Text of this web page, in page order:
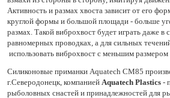
Активность и размах хвоста зависит от его
круглой формы и большой площади - больше
размах. Такой виброхвост будет играть даже в
равномерных проводках, а для сильных
использовать виброхвост с меньшим размером
Силиконовые приманки Aquatech СМ85
г.Северодонецк, компанией Aquatech Plastics-
рыболовных снастей и принадлежностей для